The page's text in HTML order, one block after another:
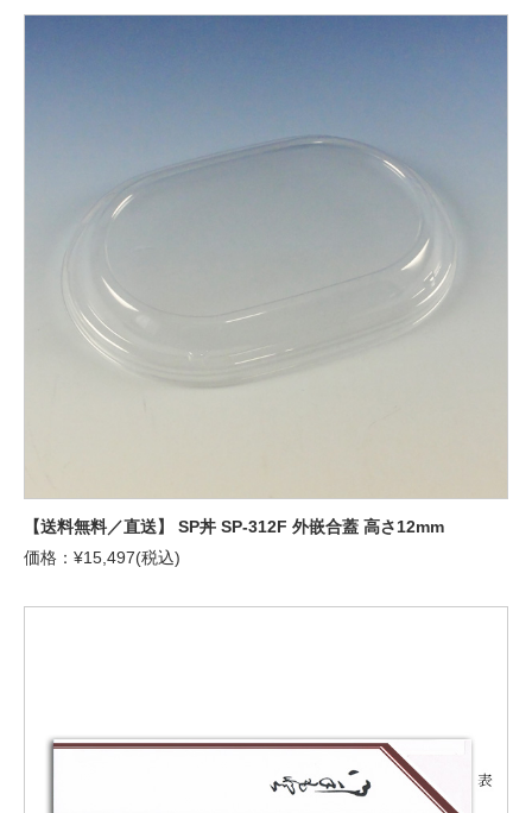
【送料無料／直送】 SP丼 SP-312F 外嵌合蓋 高さ12mm
価格：¥15,497(税込)